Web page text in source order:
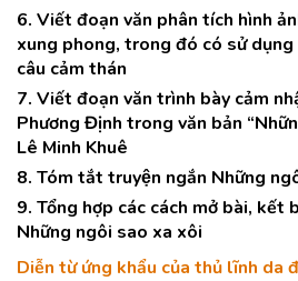
6. Viết đoạn văn phân tích hình
xung phong, trong đó có sử
câu cảm thán
7. Viết đoạn văn trình bày cảm
Phương Định trong văn bản
Lê Minh Khuê
8. Tóm tắt truyện ngắn Những
9. Tổng hợp các cách mở bài, kết
Những ngôi sao xa xôi
Diễn từ ứng khẩu của thủ lĩnh da